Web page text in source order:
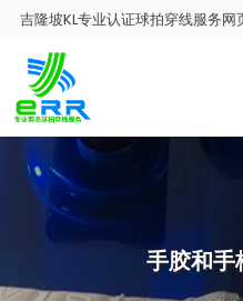
吉隆坡KL专业认证球拍穿线服务网
手胶和手